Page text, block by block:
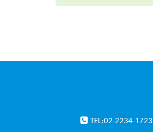
TEL:02-2234-1723